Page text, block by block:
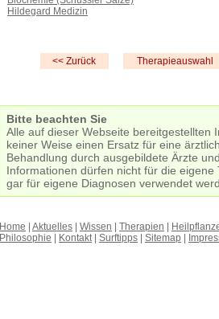
Hildegard Medizin
<< Zurück Therapieauswahl
Bitte beachten Sie
Alle auf dieser Webseite bereitgestellten
keiner Weise einen Ersatz für eine
Behandlung durch ausgebildete Ärzte
Informationen dürfen nicht für die
gar für eigene Diagnosen verwendet
Home Aktuelles Wissen Therapien
Philosophie
Kontakt| Surftipps Sitemap